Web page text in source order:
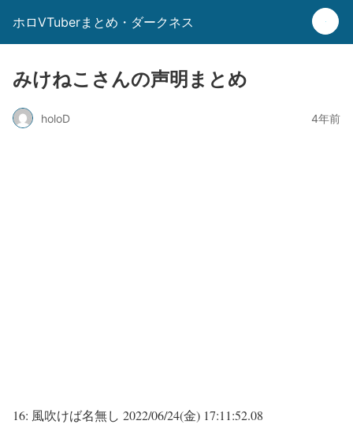
ホロVTuberまとめ・ダークネス
みけねこさんの声明まとめ
holoD 4年前
16: 風吹けば名無し 2022/06/24(金) 17:11:52.08